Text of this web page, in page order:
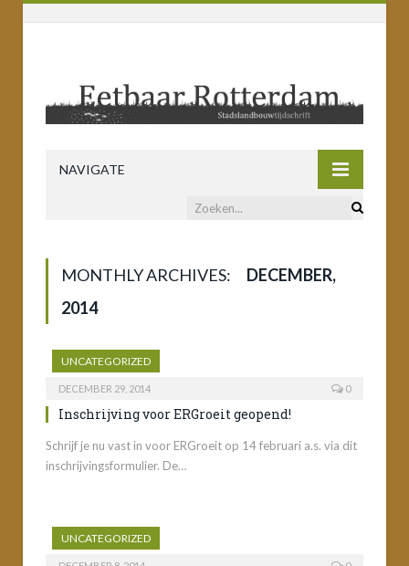
NAVIGATE
MONTHLY ARCHIVES:
DECEMBER,
2014
UNCATEGORIZED
DECEMBER 29, 2014 0
Inschrijving voor ERGroeit geopend!
Schrijf je nu vast in voor ERGroeit op 14 februari a.s. via dit
inschrijvingsformulier. De…
UNCATEGORIZED